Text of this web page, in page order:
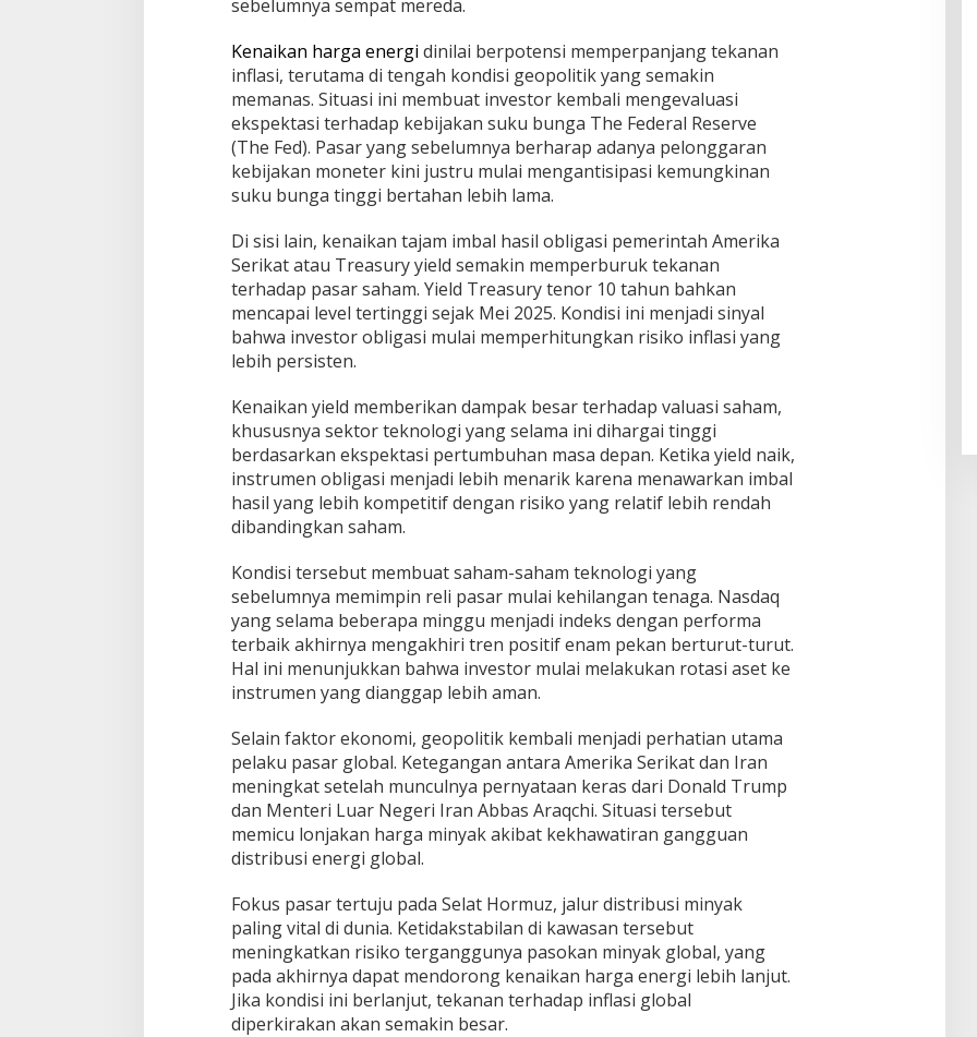
t
sebelumnya sempat mereda.
Kenaikan harga energi dinilai berpotensi memperpanjang tekanan
inflasi, terutama di tengah kondisi geopolitik yang semakin
memanas. Situasi ini membuat investor kembali mengevaluasi
ekspektasi terhadap kebijakan suku bunga The Federal Reserve
(The Fed). Pasar yang sebelumnya berharap adanya pelonggaran
kebijakan moneter kini justru mulai mengantisipasi kemungkinan
suku bunga tinggi bertahan lebih lama.
Di sisi lain, kenaikan tajam imbal hasil obligasi pemerintah Amerika
Serikat atau Treasury yield semakin memperburuk tekanan
terhadap pasar saham. Yield Treasury tenor 10 tahun bahkan
mencapai level tertinggi sejak Mei 2025. Kondisi ini menjadi sinyal
bahwa investor obligasi mulai memperhitungkan risiko inflasi yang
lebih persisten.
Kenaikan yield memberikan dampak besar terhadap valuasi saham,
khususnya sektor teknologi yang selama ini dihargai tinggi
berdasarkan ekspektasi pertumbuhan masa depan. Ketika yield naik,
instrumen obligasi menjadi lebih menarik karena menawarkan imbal
hasil yang lebih kompetitif dengan risiko yang relatif lebih rendah
dibandingkan saham.
Kondisi tersebut membuat saham-saham teknologi yang
sebelumnya memimpin reli pasar mulai kehilangan tenaga. Nasdaq
yang selama beberapa minggu menjadi indeks dengan performa
terbaik akhirnya mengakhiri tren positif enam pekan berturut-turut.
Hal ini menunjukkan bahwa investor mulai melakukan rotasi aset ke
instrumen yang dianggap lebih aman.
Selain faktor ekonomi, geopolitik kembali menjadi perhatian utama
pelaku pasar global. Ketegangan antara Amerika Serikat dan Iran
meningkat setelah munculnya pernyataan keras dari Donald Trump
dan Menteri Luar Negeri Iran Abbas Araqchi. Situasi tersebut
memicu lonjakan harga minyak akibat kekhawatiran gangguan
distribusi energi global.
Fokus pasar tertuju pada Selat Hormuz, jalur distribusi minyak
paling vital di dunia. Ketidakstabilan di kawasan tersebut
meningkatkan risiko terganggunya pasokan minyak global, yang
pada akhirnya dapat mendorong kenaikan harga energi lebih lanjut.
Jika kondisi ini berlanjut, tekanan terhadap inflasi global
diperkirakan akan semakin besar.